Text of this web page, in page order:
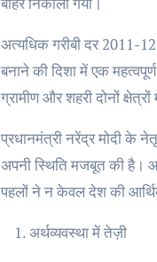
अत्यधिक गरीबी दर 2011-
बनाने की दिशा में एक
ग्रामीण और शहरी दोनों
प्रधानमंत्री नरेंद्र मोदी के
अपनी स्थिति मजबूत की है।
पहलों ने न केवल देश की
अर्थव्यवस्था में तेज़ी